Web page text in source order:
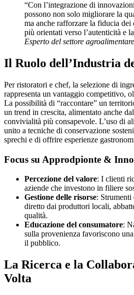
“Con l’integrazione di
possono non solo migliorare la
ma anche rafforzare la fiducia dei
più orientati verso l’autenticità e
Esperto del settore agroalimentare
Il Ruolo dell’Industria
Per ristoratori e chef, la selezione di
rappresenta un vantaggio competitivo,
La possibilità di “raccontare” un
un trend in crescita, alimentato anche
convivialità più consapevole. L’uso di
unito a tecniche di conservazione
sprechi e di offrire esperienze
Focus su Approdpionte &
Percezione del valore: I clienti
aziende che investono in filiere
Gestione delle risorse:
diretto dai produttori locali,
qualità.
Educazione del consumatore:
sulla provenienza favoriscono
il pubblico.
La Ricerca e la
Volta